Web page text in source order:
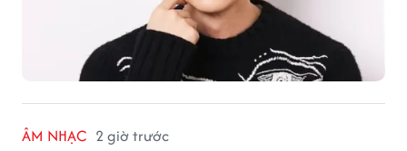
ÂM NHẠC 2 giờ trước